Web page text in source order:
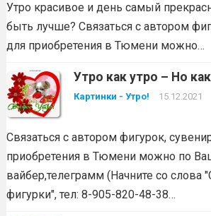
Утро красивое и день самый
быть лучше? Связаться с автором
для приобретения в Тюмени можно…
Утро как утро – Но
Картинки - Утро! 15.12.2021
Связаться с автором фигурок,
приобретения в Тюмени можно по
вайбер,телеграмм (Начните со слова
фигурки", тел: 8-905-820-48-38…